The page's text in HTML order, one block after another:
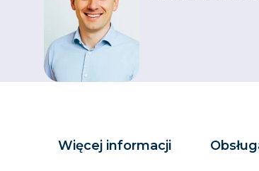
Więcej informacji